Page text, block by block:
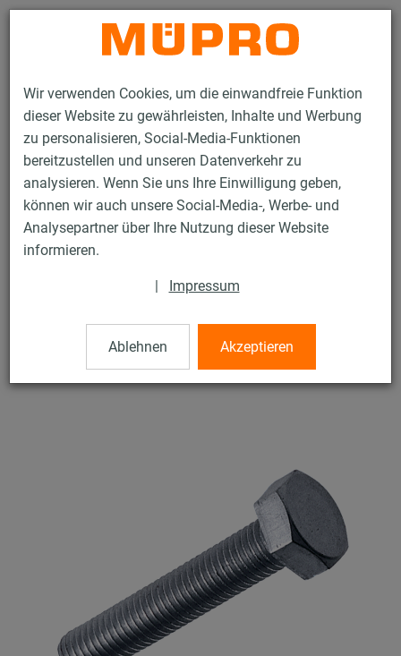
Wir verwenden Cookies, um die einwandfreie Funktion
dieser Website zu gewährleisten, Inhalte und Werbung
zu personalisieren, Social-Media-Funktionen
bereitzustellen und unseren Datenverkehr zu
analysieren. Wenn Sie uns Ihre Einwilligung geben,
können wir auch unsere Social-Media-, Werbe- und
Analysepartner über Ihre Nutzung dieser Website
informieren.
| Impressum
Ablehnen Akzeptieren
Kontakt
Produkte Befestigungstechnik
Edelstahlprodukte
Edelstahl-Montageteile
Sechskantschrauben
Sechskantschrauben
V2A Sechskantschraube, DIN 933, M10 x 20 mm